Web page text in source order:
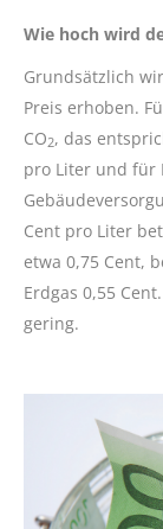
Wie hoch wird
Grundsätzlich
Preis erhoben.
CO2, das
pro Liter und für
Cent pro Liter
etwa 0,75 Cent,
Erdgas 0,55
gering.